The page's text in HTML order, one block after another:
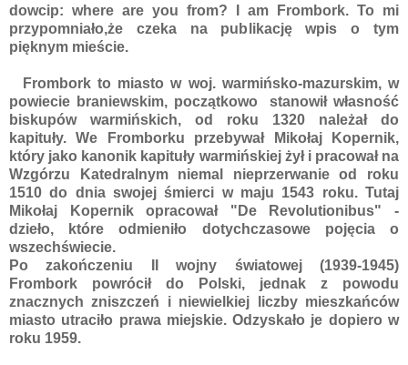
dowcip: where are you from? I am Frombork. To mi
przypomniało,że czeka na publikację wpis o tym
pięknym mieście.
Frombork to miasto w woj. warmińsko-mazurskim, w
powiecie braniewskim, początkowo stanowił własność
biskupów warmińskich, od roku 1320 należał do
kapituły. We Fromborku przebywał Mikołaj Kopernik,
który jako kanonik kapituły warmińskiej żył i pracował na
Wzgórzu Katedralnym niemal nieprzerwanie od roku
1510 do dnia swojej śmierci w maju 1543 roku. Tutaj
Mikołaj Kopernik opracował "De Revolutionibus" -
dzieło, które odmieniło dotychczasowe pojęcia o
wszechświecie.
Po zakończeniu II wojny światowej (1939-1945)
Frombork powrócił do Polski, jednak z powodu
znacznych zniszczeń i niewielkiej liczby mieszkańców
miasto utraciło prawa miejskie. Odzyskało je dopiero w
roku 1959.